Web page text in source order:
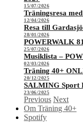
15/07/2026
Träningsresa
12/04/2026
Resa till
28/01/2026
POWERWALK
25/07/2026
Musiklista –
02/03/2026
Träning 40+
20/12/2025
SALMING Sport
23/06/2025
Previous Next
Om Träning 40+
Spotify